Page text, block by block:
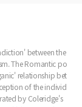
between the
The Romantic po
relationship bet
of the individ
by Coleridge's